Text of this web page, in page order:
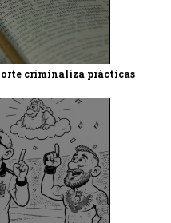
criminaliza prácticas